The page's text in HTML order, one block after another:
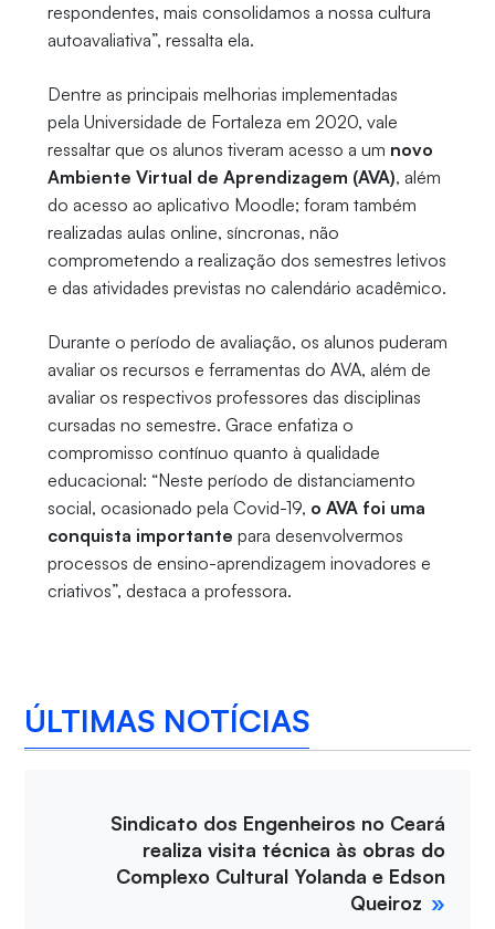
respondentes, mais consolidamos a nossa cultura
autoavaliativa”, ressalta ela.
Dentre as principais melhorias implementadas
pela Universidade de Fortaleza em 2020, vale
ressaltar que os alunos tiveram acesso a um novo
Ambiente Virtual de Aprendizagem (AVA), além
do acesso ao aplicativo Moodle; foram também
realizadas aulas online, síncronas, não
comprometendo a realização dos semestres letivos
e das atividades previstas no calendário acadêmico.
Durante o período de avaliação, os alunos puderam
avaliar os recursos e ferramentas do AVA, além de
avaliar os respectivos professores das disciplinas
cursadas no semestre. Grace enfatiza o
compromisso contínuo quanto à qualidade
educacional: “Neste período de distanciamento
social, ocasionado pela Covid-19, o AVA foi uma
conquista importante para desenvolvermos
processos de ensino-aprendizagem inovadores e
criativos”, destaca a professora.
ÚLTIMAS NOTÍCIAS
Sindicato dos Engenheiros no Ceará
realiza visita técnica às obras do
Complexo Cultural Yolanda e Edson
Queiroz